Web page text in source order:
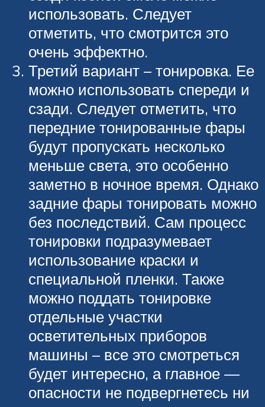
использовать. Следует
отметить, что смотрится это
очень эффектно.
Третий вариант – тонировка. Ее
можно использовать спереди и
сзади. Следует отметить, что
передние тонированные фары
будут пропускать несколько
меньше света, это особенно
заметно в ночное время. Однако
задние фары тонировать можно
без последствий. Сам процесс
тонировки подразумевает
использование краски и
специальной пленки. Также
можно поддать тонировке
отдельные участки
осветительных приборов
машины – все это смотреться
будет интересно, а главное —
опасности не подвергнетесь ни